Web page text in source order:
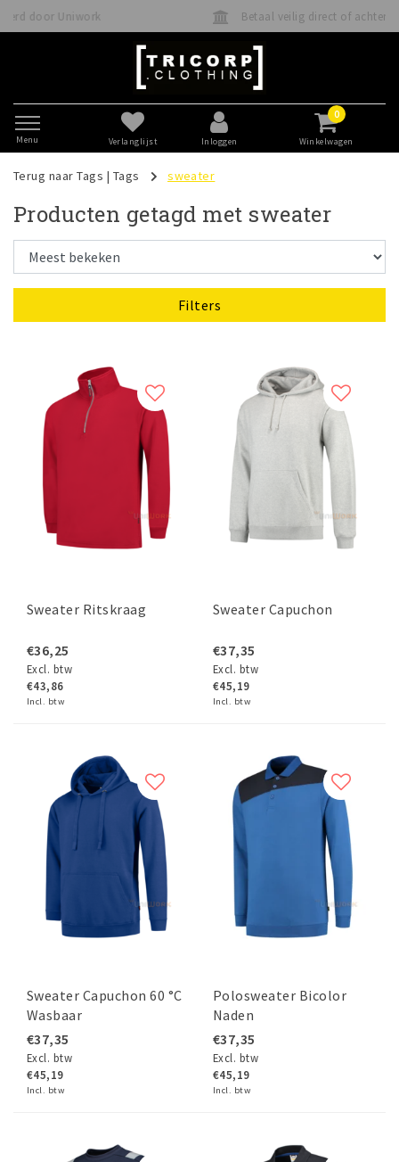
Betaal veilig direct of achteraf met Klarna
Menu Verlanglijst Inloggen
0
Winkelwagen
Terug naar Tags | Tags sweater
Producten getagd met sweater
Filters
Sweater Ritskraag
€36,25
Excl. btw
€43,86
Incl. btw
Sweater Capuchon
€37,35
Excl. btw
€45,19
Incl. btw
Sweater Capuchon 60 °C
Wasbaar
€37,35
Excl. btw
€45,19
Incl. btw
Polosweater Bicolor
Naden
€37,35
Excl. btw
€45,19
Incl. btw